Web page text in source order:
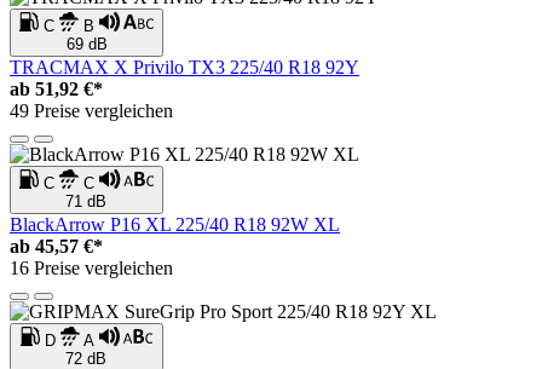
C
B
69 dB
TRACMAX X Privilo TX3 225/40 R18 92Y
ab 51,92 €*
49 Preise vergleichen
C
C
71 dB
BlackArrow P16 XL 225/40 R18 92W XL
ab 45,57 €*
16 Preise vergleichen
D
A
72 dB